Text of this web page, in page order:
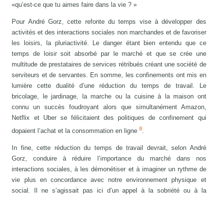
«qu’est-ce que tu aimes faire dans la vie ? »
Pour André Gorz, cette refonte du temps vise à développer des
activités et des interactions sociales non marchandes et de favoriser
les loisirs, la pluriactivité. Le danger étant bien entendu que ce
temps de loisir soit absorbé par le marché et que se crée une
multitude de prestataires de services rétribués créant une société de
serviteurs et de servantes. En somme, les confinements ont mis en
lumière cette dualité d’une réduction du temps de travail. Le
bricolage, le jardinage, la marche ou la cuisine à la maison ont
connu un succès foudroyant alors que simultanément Amazon,
Netflix et Uber se félicitaient des politiques de confinement qui
dopaient l’achat et la consommation en ligne8.
In fine, cette réduction du temps de travail devrait, selon André
Gorz, conduire à réduire l’importance du marché dans nos
interactions sociales, à les démonétiser et à imaginer un rythme de
vie plus en concordance avec notre environnement physique et
social. Il ne s’agissait pas ici d’un appel à la sobriété ou à la